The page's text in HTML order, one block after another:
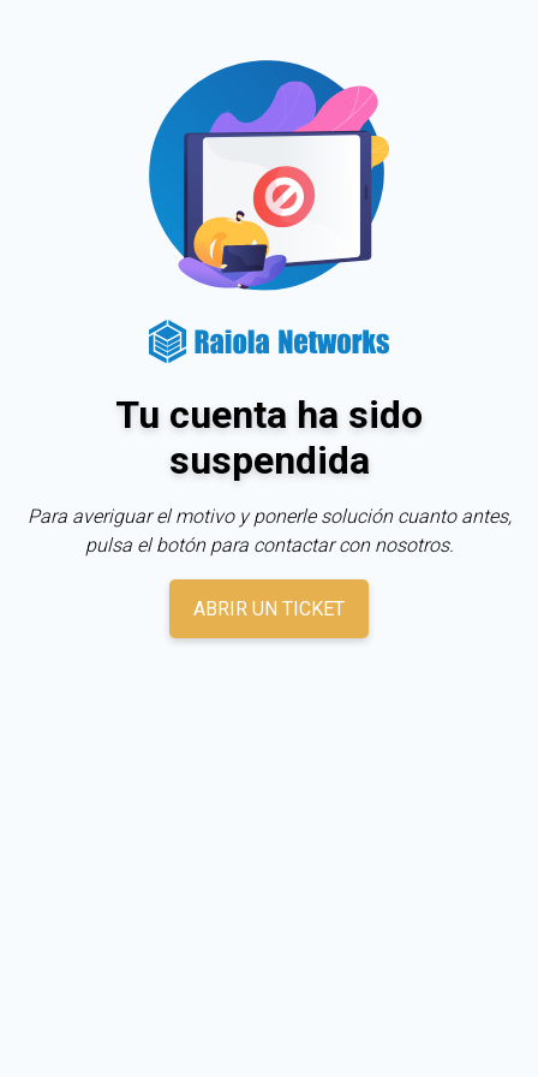
Tu cuenta ha sido
suspendida
Para averiguar el motivo y ponerle solución cuanto antes,
pulsa el botón para contactar con nosotros.
ABRIR UN TICKET